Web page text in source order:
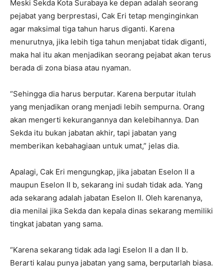
Meski Sekda Kota Surabaya ke depan adalah seorang
pejabat yang berprestasi, Cak Eri tetap menginginkan
agar maksimal tiga tahun harus diganti. Karena
menurutnya, jika lebih tiga tahun menjabat tidak diganti,
maka hal itu akan menjadikan seorang pejabat akan terus
berada di zona biasa atau nyaman.
“Sehingga dia harus berputar. Karena berputar itulah
yang menjadikan orang menjadi lebih sempurna. Orang
akan mengerti kekurangannya dan kelebihannya. Dan
Sekda itu bukan jabatan akhir, tapi jabatan yang
memberikan kebahagiaan untuk umat,” jelas dia.
Apalagi, Cak Eri mengungkap, jika jabatan Eselon II a
maupun Eselon II b, sekarang ini sudah tidak ada. Yang
ada sekarang adalah jabatan Eselon II. Oleh karenanya,
dia menilai jika Sekda dan kepala dinas sekarang memiliki
tingkat jabatan yang sama.
“Karena sekarang tidak ada lagi Eselon II a dan II b.
Berarti kalau punya jabatan yang sama, berputarlah biasa.